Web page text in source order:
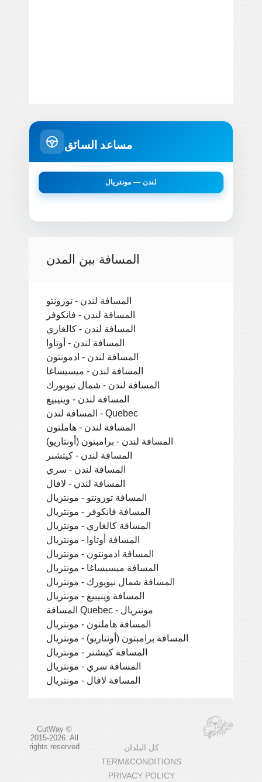
مساعد السائق
لندن — مونتريال
المسافة بين المدن
المسافة لندن - تورونتو
المسافة لندن - فانكوفر
المسافة لندن - كالغاري
المسافة لندن - أوتاوا
المسافة لندن - ادمونتون
المسافة لندن - ميسيساغا
المسافة لندن - شمال نيويورك
المسافة لندن - وينيبيغ
المسافة لندن - Quebec
المسافة لندن - هاملتون
المسافة لندن - برامبتون (أونتاريو)
المسافة لندن - كيتشنر
المسافة لندن - سري
المسافة لندن - لافال
المسافة تورونتو - مونتريال
المسافة فانكوفر - مونتريال
المسافة كالغاري - مونتريال
المسافة أوتاوا - مونتريال
المسافة ادمونتون - مونتريال
المسافة ميسيساغا - مونتريال
المسافة شمال نيويورك - مونتريال
المسافة وينيبيغ - مونتريال
المسافة Quebec - مونتريال
المسافة هاملتون - مونتريال
المسافة برامبتون (أونتاريو) - مونتريال
المسافة كيتشنر - مونتريال
المسافة سري - مونتريال
المسافة لافال - مونتريال
CutWay ©
2015-2026. All
rights reserved
كل البلدان
TERM&CONDITIONS
PRIVACY POLICY